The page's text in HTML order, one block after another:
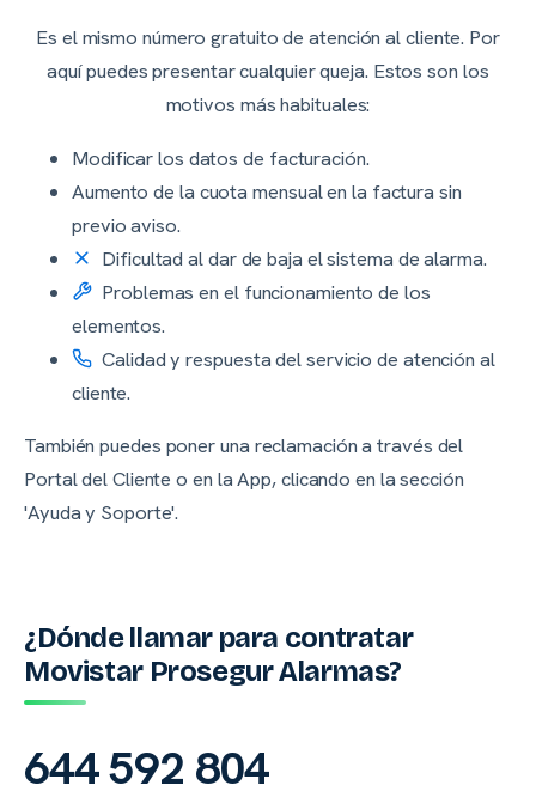
Es el mismo número gratuito de atención al cliente. Por
aquí puedes presentar cualquier queja. Estos son los
motivos más habituales:
Modificar los datos de facturación.
Aumento de la cuota mensual en la factura sin
previo aviso.
Dificultad al dar de baja el sistema de alarma.
Problemas en el funcionamiento de los
elementos.
Calidad y respuesta del servicio de atención al
cliente.
También puedes poner una reclamación a través del
Portal del Cliente o en la App, clicando en la sección
'Ayuda y Soporte'.
¿Dónde llamar para contratar
Movistar Prosegur Alarmas?
644 592 804